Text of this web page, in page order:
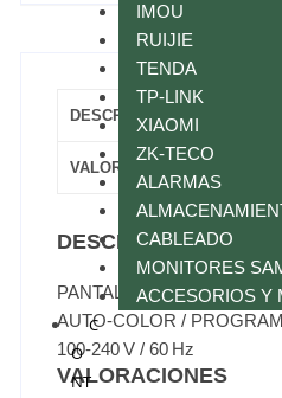
IMOU
RUIJIE
TENDA
TP-LINK
XIAOMI
ZK-TECO
ALARMAS
CABLEADO
MONITORES
ACCESORIOS Y
C
O
NT
DESCRIPCIÓN
VALORACIONES (0)
DESCRIPCIÓN
PANTALLA DIGITAL 43″ 4K /
AUTO‑COLOR /
100‑240 V / 60 Hz
VALORACIONES